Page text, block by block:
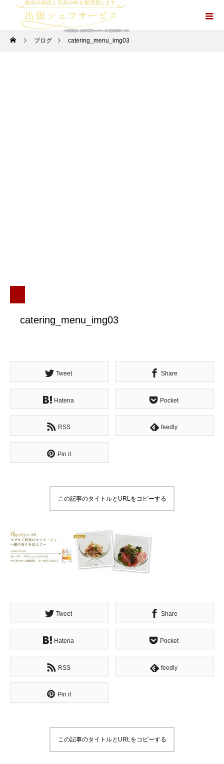
ブログ catering_menu_img03
catering_menu_img03
Tweet Share
Hatena Pocket
RSS feedly
Pin it
この記事のタイトルとURLをコピーする
Tweet Share
Hatena Pocket
RSS feedly
Pin it
この記事のタイトルとURLをコピーする